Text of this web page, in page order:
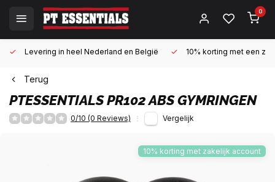
0
Levering in heel Nederland en België 10% korting met een
Terug
PTESSENTIALSPR102 ABS GYMRINGEN
0/10 (0 Reviews) Vergelijk
10% korting met zakelijk account